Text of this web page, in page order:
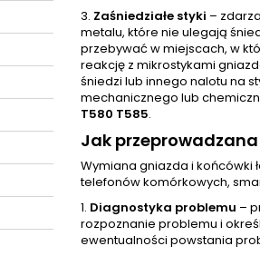
3. Zaśniedziałe styki –
metalu, które nie ulegają
przebywać w miejscach, w
reakcję z mikrostykami
śniedzi lub innego nalotu na
mechanicznego lub
T580 T585.
Jak przeprowadzana
Wymiana gniazda i końcówki
telefonów komórkowych,
1. Diagnostyka problemu –
rozpoznanie problemu i
ewentualności powstania